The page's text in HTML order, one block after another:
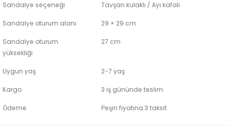
Sandalye seçeneği Tavşan kulaklı / Ayı kafalı
Sandalye oturum alanı 29 × 29 cm
Sandalye oturum
yüksekliği
27 cm
Uygun yaş 2-7 yaş
Kargo 3 iş gününde teslim
Ödeme Peşin fiyatına 3 taksit